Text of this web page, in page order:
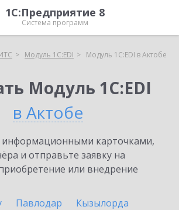
1С:Предприятие 8
Система программ
Модуль 1C:EDI Модуль 1C:EDI в Актобе
Модуль 1C:EDI
в Актобе
информационными карточками,
и отправьте заявку на
или внедрение
Павлодар
Кызылорда